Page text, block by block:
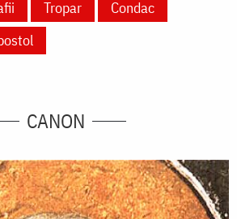
Tropar
Condac
CANON